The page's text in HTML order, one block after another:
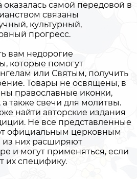
оказалась самой передовой в
связаны
культурный,
прогресс.
вам недорогие
которые помогут
или Святым, получить
Товары не освящены, в
православные иконки,
а также свечи для молитвы.
найти авторские издания
Не все представленные
официальным церковным
из них расширяют
и могут применяться, если
их специфику.